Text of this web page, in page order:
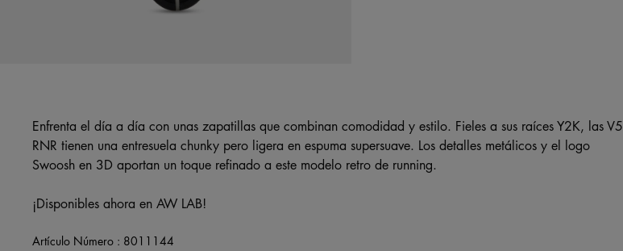
Enfrenta el día a día con unas zapatillas que combinan comodidad y estilo. Fieles a sus raíces Y2K, las V5
RNR tienen una entresuela chunky pero ligera en espuma supersuave. Los detalles metálicos y el logo
Swoosh en 3D aportan un toque refinado a este modelo retro de running.
¡Disponibles ahora en AW LAB!
Artículo Número : 8011144